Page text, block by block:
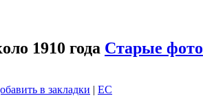
1910 года Старые фото
в закладки | EC